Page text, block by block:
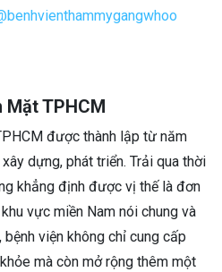
Mặt TPHCM
được thành lập từ năm
dựng, phát triển. Trải qua thời
khẳng định được vị thế là đơn
vực miền Nam nói chung và
viện không chỉ cung cấp
mà còn mở rộng thêm một